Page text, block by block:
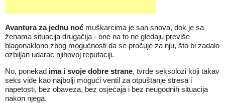
Avantura za jednu noć muškarcima je san snova, dok je sa
ženama situacija drugačija - one na to ne gledaju previše
blagonaklono zbog mogućnosti da se pročuje za nju, što bi zadalo
ozbiljan udarac njihovoj reputaciji.
No, ponekad ima i svoje dobre strane, tvrde seksolozi koji takav
seks vide kao najbolji mogući ventil za otpuštanje stresa i
napetosti, bez obaveza, bez osjećaja i bez neugodnih situacija
nakon njega.